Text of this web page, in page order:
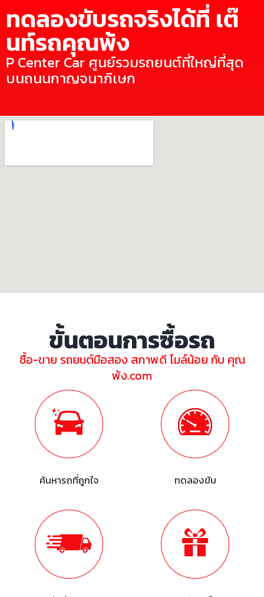
ทดลองขับรถจริงได้ที่ เต๊
นท์รถคุณพ้ง
P Center Car ศูนย์รวมรถยนต์ที่ใหญ่ที่สุด
บนถนนกาญจนาภิเษก
ขั้นตอนการซื้อรถ
ซื้อ-ขาย รถยนต์มือสอง สภาพดี ไมล์น้อย กับ คุณ
พ้ง.com
ค้นหารถที่ถูกใจ ทดลองขับ